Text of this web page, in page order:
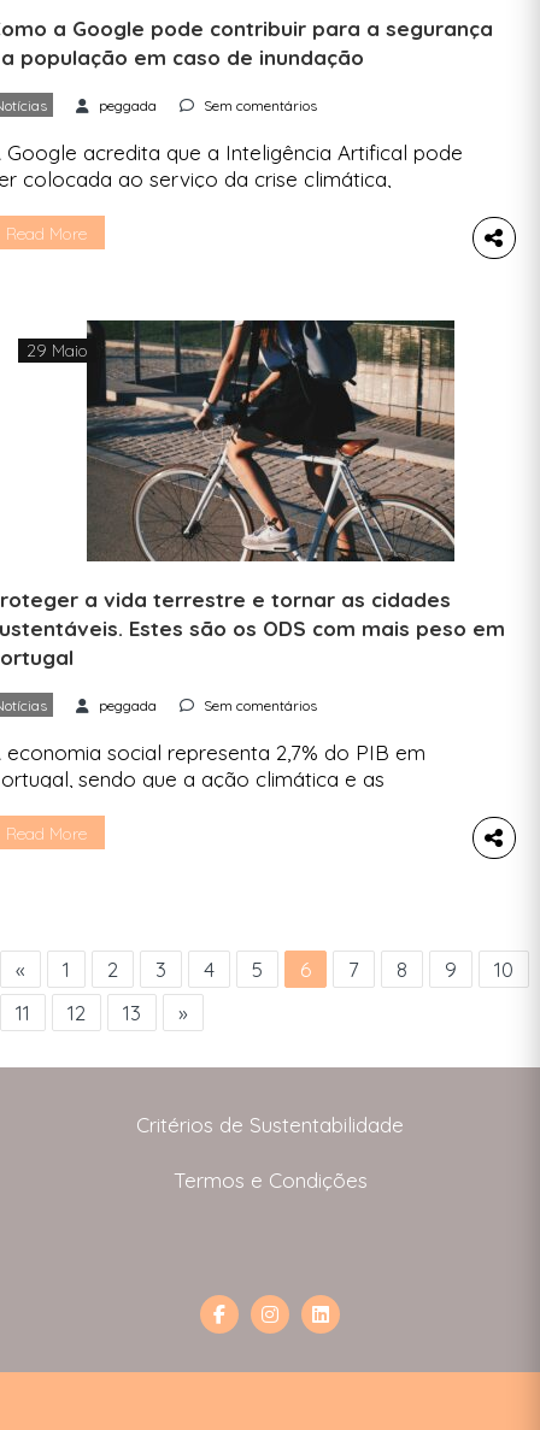
a Google pode contribuir para a segurança
população em caso de inundação
peggada Sem comentários
Google acredita que a Inteligência Artifical pode
colocada ao serviço da crise climática,
ferramenta de IA lançada pela Google em 80
Read More
29 Maio
a vida terrestre e tornar as cidades
Estes são os ODS com mais peso em
peggada Sem comentários
economia social representa 2,7% do PIB em
sendo que a ação climática e as
Em Portugal, e segundo o INE,
15 […]
Read More
« 1 2 3 4 5 6 7 8 9
10
11
12 13 »
Critérios de Sustentabilidade
Termos e Condições